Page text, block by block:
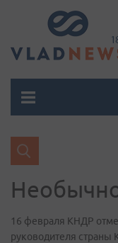
16 февраля КНДР
руководителя страны